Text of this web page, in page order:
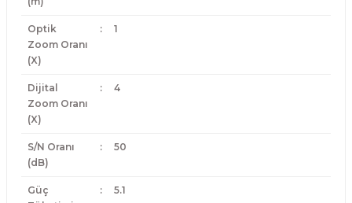
Optik
Zoom Oranı
(X)
: 1
Dijital
Zoom Oranı
(X)
: 4
S/N Oranı
(dB)
: 50
Güç
: 5.1